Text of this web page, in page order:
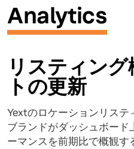
Analytics
リスティン
トの更新
Yextのロケーションリステ
ブランドがダッシュボード
ーマンスを前期比で概観